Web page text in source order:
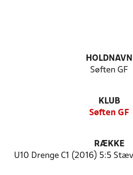
HOLDNAVN
Søften GF
KLUB
Søften GF
RÆKKE
U10 Drenge C1 (2016) 5:5